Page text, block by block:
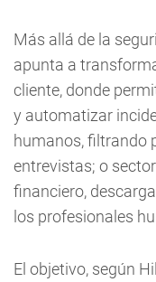
Más allá de la
apunta a
cliente, donde
y automatizar
humanos, filtrando
entrevistas; o
financiero,
los profesionales
El objetivo, según